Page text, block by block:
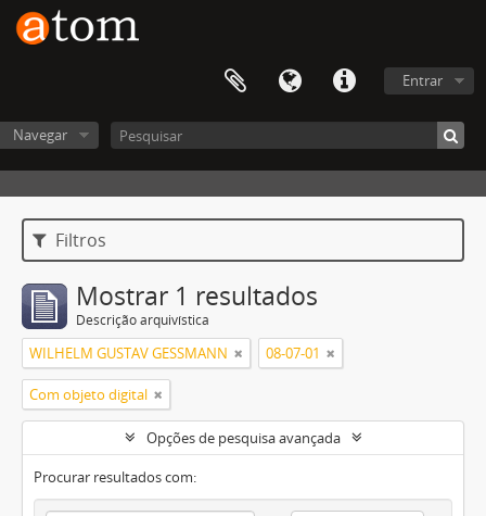
Entrar
Navegar
Filtros
Mostrar 1 resultados
Descrição arquivística
WILHELM GUSTAV GESSMANN 08-07-01
Com objeto digital
Opções de pesquisa avançada
Procurar resultados com: